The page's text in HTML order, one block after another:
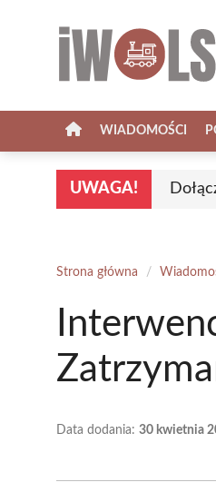
WIADOMOŚCI
UWAGA!
Strona główna /
Data dodania: 30 kwietnia